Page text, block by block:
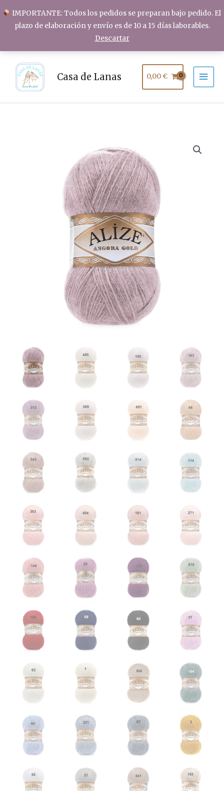
IMPORTANTE: Todos los pedidos se preparan bajo pedido. El
plazo de elaboración y envío es de 10 a 15 días laborables.
Descartar
contenido
Casa de Lanas 0,00€